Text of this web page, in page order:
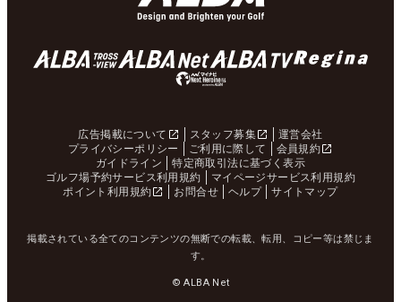
広告掲載について スタッフ募集
運営会社
プライバシーポリシー
ご利用に際して
会員規約
ガイドライン
特定商取引法に基づく表示
ゴルフ場予約サービス利用規約
マイページサービス利用規約
ポイント利用規約
お問合せ ヘルプ サイトマップ
掲載されている全てのコンテンツの無断での転載、転用、コピー等は禁じま
す。
© ALBA Net